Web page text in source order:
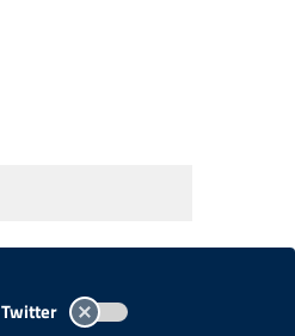
TwitterAREA DIPENDENTI